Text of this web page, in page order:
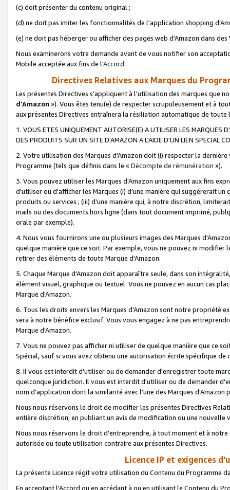
(c) doit présenter du contenu original ;
(d) ne doit pas imiter les fonctionnalités de l'application shopping
(e) ne doit pas héberger ou afficher des pages web d'Amazon dans
Nous examinerons votre demande avant de vous notifier son
Mobile acceptée aux fins de l'Accord.
Directives Relatives aux Marques du
Les présentes Directives s'appliquent à l'utilisation des marques que
d'Amazon »). Vous êtes tenu(e) de respecter scrupuleusement et à
aux présentes Directives entraînera la résiliation automatique de
1. VOUS ETES UNIQUEMENT AUTORISE(E) A UTILISER LES MARQUES
DES PRODUITS SUR UN SITE D'AMAZON A L'AIDE D'UN LIEN SPECIAL
2. Votre utilisation des Marques d'Amazon doit (i) respecter la
Programme (tels que définis dans le « Décompte de rémunération »).
3. Vous pouvez utiliser les Marques d'Amazon uniquement aux fins
d'utiliser ou d'afficher les Marques (i) d’une manière qui suggérerait
produits ou services ; (iii) d’une manière qui, à notre discrétion,
mails ou des documents hors ligne (dans tout document imprimé,
orale par exemple).
4. Nous vous fournirons une ou plusieurs images des Marques
quelque manière que ce soit. Par exemple, vous ne pouvez ni
retirer des éléments de toute Marque d'Amazon.
5. Chaque Marque d'Amazon doit apparaître seule, dans son
élément visuel, graphique ou textuel. Vous ne pouvez en aucun cas
Marque d'Amazon.
6. Tous les droits envers les Marques d'Amazon sont notre propriété
sera à notre bénéfice exclusif. Vous vous engagez à ne pas
Marque d'Amazon.
7. Vous ne pouvez pas afficher ni utiliser de quelque manière que ce
Spécial, sauf si vous avez obtenu une autorisation écrite spécifique de
8. Il vous est interdit d'utiliser ou de demander d'enregistrer toute
quelconque juridiction. Il vous est interdit d'utiliser ou de demander
nom d'application dont la similarité avec l'une des Marques
Nous nous réservons le droit de modifier les présentes Directives
entière discrétion, en publiant un avis de modification ou une nouvelle
Nous nous réservons le droit d'entreprendre, à tout moment et à
autorisée ou toute utilisation contraire aux présentes Directives.
Licence IP et exigences
La présente Licence régit votre utilisation du Contenu du Programme
En acceptant l'Accord ou en accédant à ou en utilisant le Contenu du